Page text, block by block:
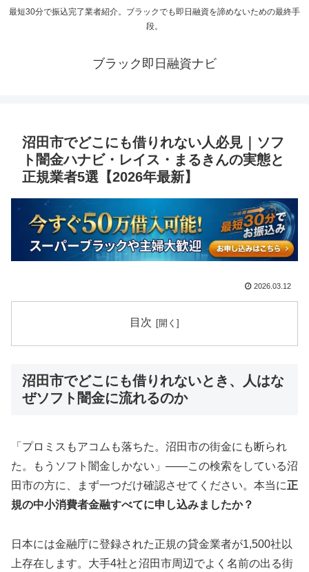
最短30分で振込完了業者紹介。ブラックでも即日融資を諦めないための最終手
段。
ブラック即日融資ナビ
沼田市でどこにも借りれない人必見｜ソフ
ト闇金ハナビ・レイス・まるきんの実態と
正規業者5選【2026年最新】
2026.03.12
目次
沼田市でどこにも借りれないとき、人はな
ぜソフト闇金に流れるのか
「プロミスもアコムも落ちた。沼田市の街金にも断られ
た。もうソフト闇金しかない」——この検索をしている沼
田市の方に、まず一つだけ確認させてください。本当に正
規の中小消費者金融すべてに申し込みましたか？
日本には金融庁に登録された正規の貸金業者が1,500社以
上存在します。大手4社と沼田市周辺でよく名前の出る街